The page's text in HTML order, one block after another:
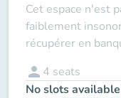
Cet espace n'est
faiblement
récupérer en
person 4 seats
No slots